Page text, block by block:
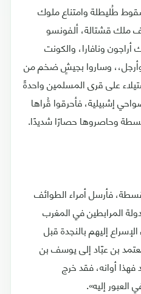
طُليطلة وامتناع ملوك
ملك قشتالة، ألفونسو
ونافارا، والكونت
وأرجل،، وساروا بجيشٍ ضخم من
على قرى المسلمين واحدةً
إشبيلية، فأحرقوا قُراها
وحاصروها حصارًا شديدًا.
فأرسل أمراء الطوائف
المرابطين في المغرب
الإسراع إليهم بالنجدة قبل
بن عبّاد إلى يوسف بن
أوانه، فقد خرج
العبور إليه».